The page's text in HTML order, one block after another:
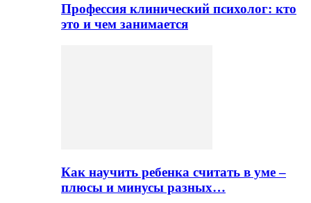
Профессия клинический психолог: кто
это и чем занимается
Как научить ребенка считать в уме –
плюсы и минусы разных…